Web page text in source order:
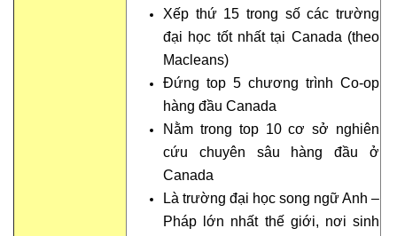
Xếp thứ 15 trong số các trường
đại học tốt nhất tại Canada (theo
Macleans)
Đứng top 5 chương trình Co-op
hàng đầu Canada
Nằm trong top 10 cơ sở nghiên
cứu chuyên sâu hàng đầu ở
Canada
Là trường đại học song ngữ Anh –
Pháp lớn nhất thế giới, nơi sinh